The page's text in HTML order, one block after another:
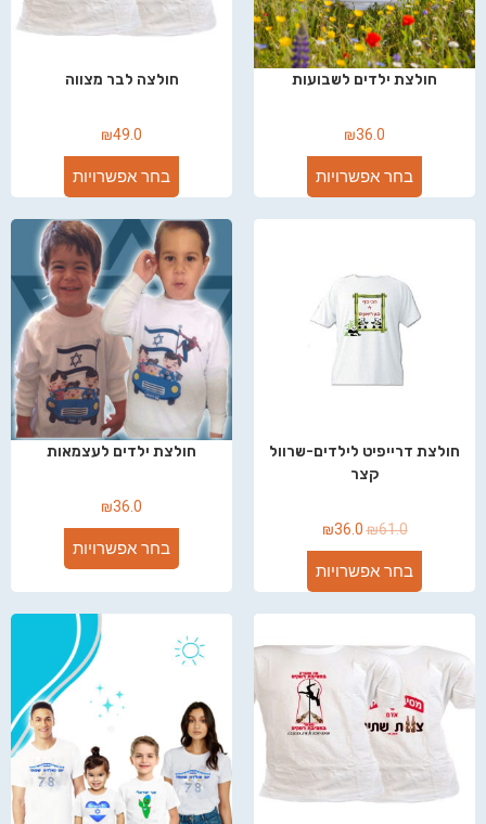
חולצת ילדים לשבועות
₪36.0
בחר אפשרויות
חולצה לבר מצווה
₪49.0
בחר אפשרויות
חולצת דרייפיט לילדים-שרוול
קצר
₪61.0
₪36.0
בחר אפשרויות
חולצת ילדים לעצמאות
₪36.0
בחר אפשרויות